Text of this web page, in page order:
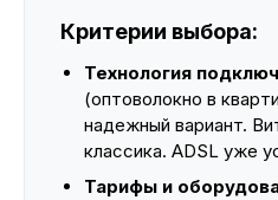
Критерии выбора:
Технология
(оптоволокно в
надежный вариант.
классика. ADSL уже
Тарифы и